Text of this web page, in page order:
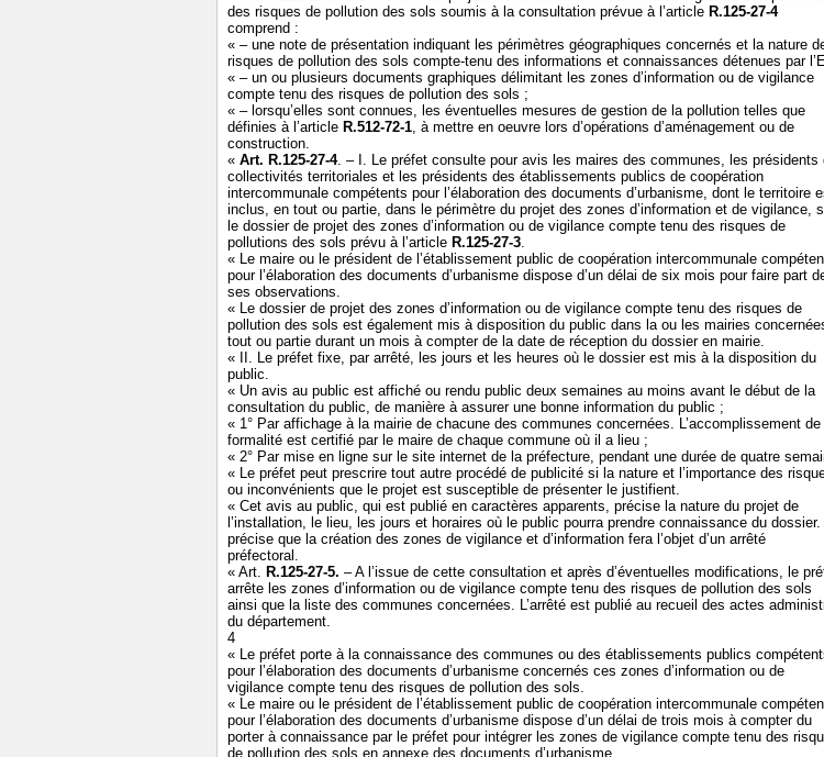
des risques de pollution des sols soumis à la consultation prévue à l’article R.125-27-4
comprend :
« – une note de présentation indiquant les périmètres géographiques concernés et la nature
risques de pollution des sols compte-tenu des informations et connaissances détenues par
« – un ou plusieurs documents graphiques délimitant les zones d’information ou de vigilance
compte tenu des risques de pollution des sols ;
« – lorsqu’elles sont connues, les éventuelles mesures de gestion de la pollution telles que
définies à l’article R.512-72-1, à mettre en oeuvre lors d’opérations d’aménagement ou de
construction.
« Art. R.125-27-4. – I. Le préfet consulte pour avis les maires des communes, les présidents
collectivités territoriales et les présidents des établissements publics de coopération
intercommunale compétents pour l’élaboration des documents d’urbanisme, dont le territoire
inclus, en tout ou partie, dans le périmètre du projet des zones d’information et de vigilance,
le dossier de projet des zones d’information ou de vigilance compte tenu des risques de
pollutions des sols prévu à l’article R.125-27-3.
« Le maire ou le président de l’établissement public de coopération intercommunale
pour l’élaboration des documents d’urbanisme dispose d’un délai de six mois pour faire part
ses observations.
« Le dossier de projet des zones d’information ou de vigilance compte tenu des risques de
pollution des sols est également mis à disposition du public dans la ou les mairies
tout ou partie durant un mois à compter de la date de réception du dossier en mairie.
« II. Le préfet fixe, par arrêté, les jours et les heures où le dossier est mis à la disposition du
public.
« Un avis au public est affiché ou rendu public deux semaines au moins avant le début de la
consultation du public, de manière à assurer une bonne information du public ;
« 1° Par affichage à la mairie de chacune des communes concernées. L’accomplissement
formalité est certifié par le maire de chaque commune où il a lieu ;
« 2° Par mise en ligne sur le site internet de la préfecture, pendant une durée de quatre
« Le préfet peut prescrire tout autre procédé de publicité si la nature et l’importance des
ou inconvénients que le projet est susceptible de présenter le justifient.
« Cet avis au public, qui est publié en caractères apparents, précise la nature du projet de
l’installation, le lieu, les jours et horaires où le public pourra prendre connaissance du dossier. Il
précise que la création des zones de vigilance et d’information fera l’objet d’un arrêté
préfectoral.
« Art. R.125-27-5. – A l’issue de cette consultation et après d’éventuelles modifications, le
arrête les zones d’information ou de vigilance compte tenu des risques de pollution des sols
ainsi que la liste des communes concernées. L’arrêté est publié au recueil des actes
du département.
4
« Le préfet porte à la connaissance des communes ou des établissements publics
pour l’élaboration des documents d’urbanisme concernés ces zones d’information ou de
vigilance compte tenu des risques de pollution des sols.
« Le maire ou le président de l’établissement public de coopération intercommunale
pour l’élaboration des documents d’urbanisme dispose d’un délai de trois mois à compter du
porter à connaissance par le préfet pour intégrer les zones de vigilance compte tenu des
de pollution des sols en annexe des documents d’urbanisme.